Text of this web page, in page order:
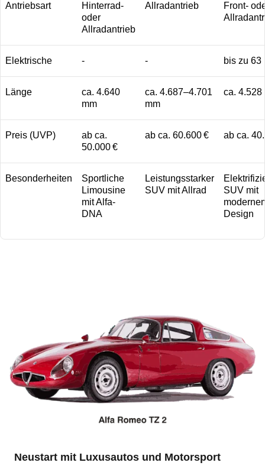
Antriebsart
Hinterrad-
oder
Allradantrieb
Allradantrieb
Front-
Elektrische - - bis zu 63
Länge
ca. 4.640
mm
ca. 4.687–4.701
mm
ca. 4.528
Preis (UVP)
ab ca.
50.000 €
ab ca. 60.600 € ab ca.
Besonderheiten
Sportliche
Limousine
mit Alfa-
DNA
Leistungsstarker
SUV mit Allrad
SUV mit
Design
Neustart mit Luxusautos und Motorsport